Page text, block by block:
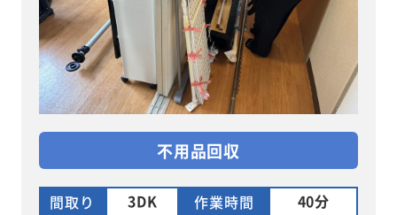
不用品回収
間取り 3DK 作業時間 40分